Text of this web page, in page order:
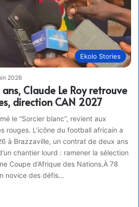
Ekolo Stories
2026
Claude Le Roy retrouve
direction CAN 2027
le “Sorcier blanc”, revient aux
rouges. L’icône du football africain a
à Brazzaville, un contrat de deux ans
chantier lourd : ramener la sélection
Coupe d’Afrique des Nations.À 78
novice des défis…